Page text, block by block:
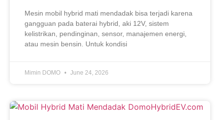
Mesin mobil hybrid mati mendadak bisa terjadi karena
gangguan pada baterai hybrid, aki 12V, sistem
kelistrikan, pendinginan, sensor, manajemen energi,
atau mesin bensin. Untuk kondisi
Mimin DOMO June 24, 2026